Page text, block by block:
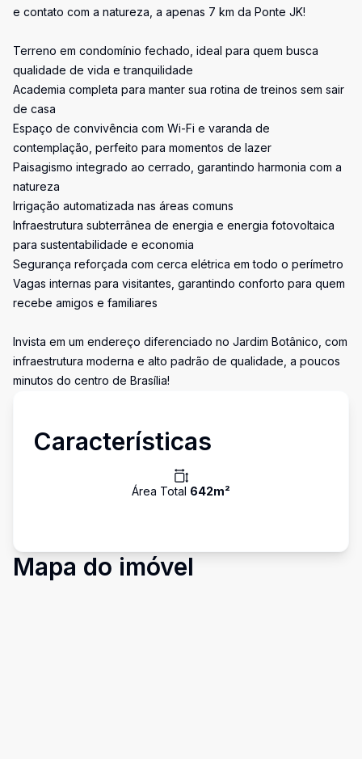
e contato com a natureza, a apenas 7 km da Ponte JK!
Terreno em condomínio fechado, ideal para quem busca
qualidade de vida e tranquilidade
Academia completa para manter sua rotina de treinos sem sair
de casa
Espaço de convivência com Wi-Fi e varanda de
contemplação, perfeito para momentos de lazer
Paisagismo integrado ao cerrado, garantindo harmonia com a
natureza
Irrigação automatizada nas áreas comuns
Infraestrutura subterrânea de energia e energia fotovoltaica
para sustentabilidade e economia
Segurança reforçada com cerca elétrica em todo o perímetro
Vagas internas para visitantes, garantindo conforto para quem
recebe amigos e familiares
Invista em um endereço diferenciado no Jardim Botânico, com
infraestrutura moderna e alto padrão de qualidade, a poucos
minutos do centro de Brasília!
Características
Área Total 642m²
Mapa do imóvel